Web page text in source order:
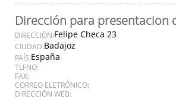
Dirección para presentacion
DIRECCIÓN:Felipe Checa 23
CIUDAD:Badajoz
PAÍS:España
TLFNO:
FAX:
CORREO ELETRÓNICO:
DIRECCIÓN WEB: